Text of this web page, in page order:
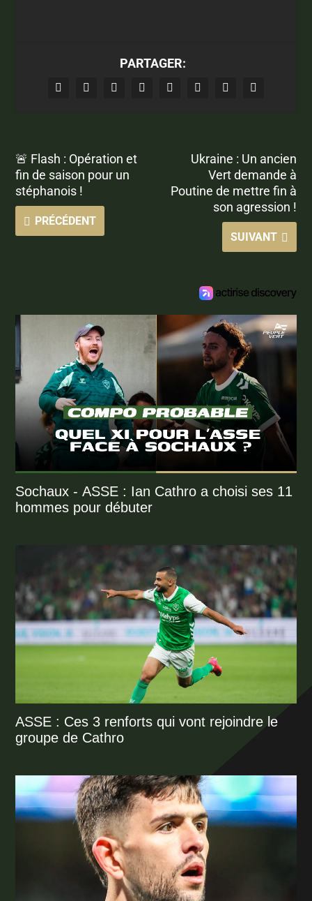
PARTAGER:
🚨 Flash : Opération et
fin de saison pour un
stéphanois !
PRÉCÉDENT
Ukraine : Un ancien
Vert demande à
Poutine de mettre fin à
son agression !
SUIVANT
Sochaux - ASSE : Ian Cathro a choisi ses 11
hommes pour débuter
ASSE : Ces 3 renforts qui vont rejoindre le
groupe de Cathro